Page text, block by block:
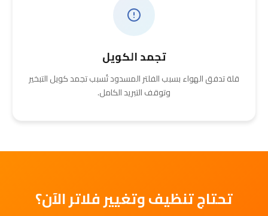
تجمد الكويل
قلة تدفق الهواء بسبب الفلتر المسدود تُسبب تجمد كويل التبخير
وتوقف التبريد الكامل.
تحتاج تنظيف وتغيير فلاتر الآن؟